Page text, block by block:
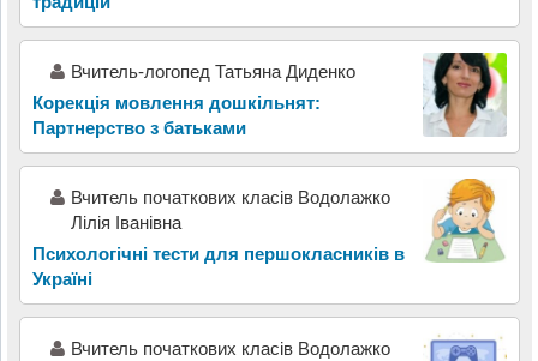
Вчитель-логопед Татьяна Диденко
Корекція мовлення дошкільнят:
Партнерство з батьками
Вчитель початкових класів Водолажко
Лілія Іванівна
Психологічні тести для першокласників в
Україні
Вчитель початкових класів Водолажко